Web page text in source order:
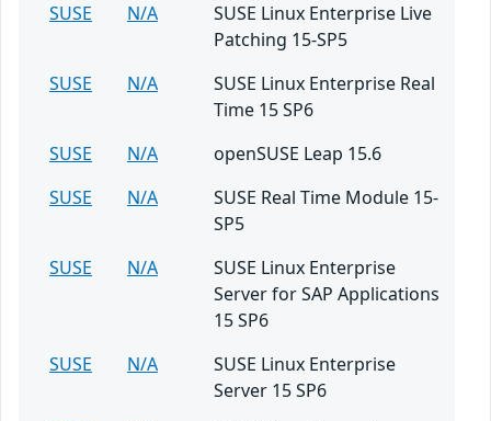
SUSE
N/A
SUSE Linux Enterprise Live
Patching 15-SP5
SUSE
N/A
SUSE Linux Enterprise Real
Time 15 SP6
SUSE
N/A
openSUSE Leap 15.6
SUSE
N/A
SUSE Real Time Module 15-
SP5
SUSE
N/A
SUSE Linux Enterprise
Server for SAP Applications
15 SP6
SUSE
N/A
SUSE Linux Enterprise
Server 15 SP6